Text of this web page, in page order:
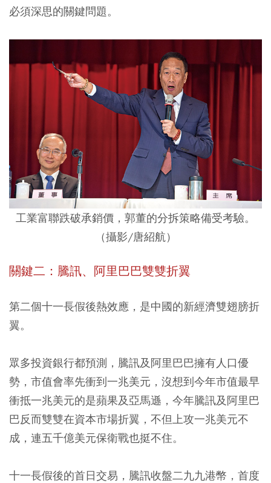
必須深思的關鍵問題。
工業富聯跌破承銷價，郭董的分拆策略備受考驗。
（攝影/唐紹航）
關鍵二：騰訊、阿里巴巴雙雙折翼
第二個十一長假後熱效應，是中國的新經濟雙翅膀折
翼。
眾多投資銀行都預測，騰訊及阿里巴巴擁有人口優
勢，市值會率先衝到一兆美元，沒想到今年市值最早
衝抵一兆美元的是蘋果及亞馬遜，今年騰訊及阿里巴
巴反而雙雙在資本市場折翼，不但上攻一兆美元不
成，連五千億美元保衛戰也挺不住。
十一長假後的首日交易，騰訊收盤二九九港幣，首度